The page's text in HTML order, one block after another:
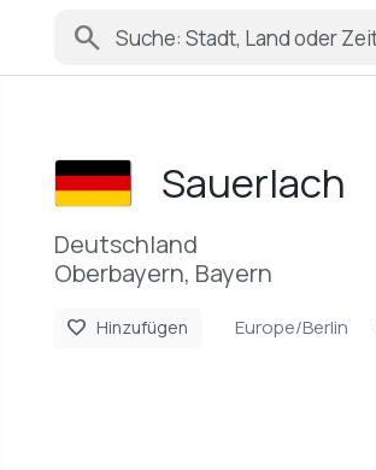
search
Sauerlach
Deutschland
Oberbayern, Bayern
favorite Hinzufügen Europe/Berlin